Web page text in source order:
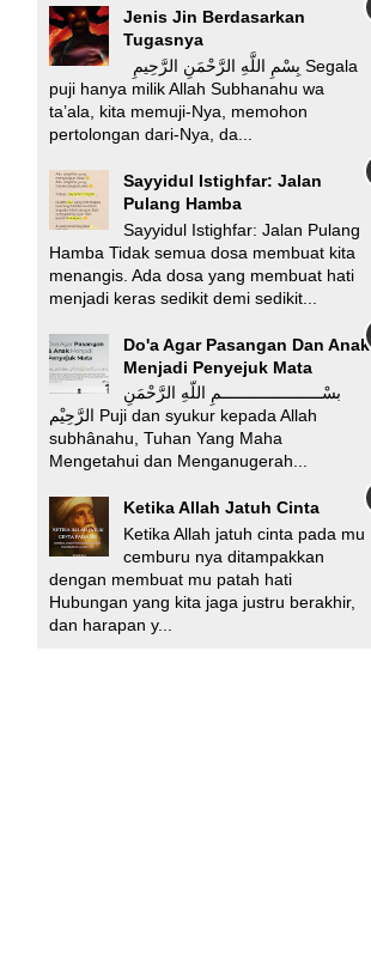
Jenis Jin Berdasarkan
Tugasnya
puji hanya milik Allah Subhanahu wa
ta’ala, kita memuji-Nya, memohon
pertolongan dari-Nya, da...
Sayyidul Istighfar: Jalan
Pulang Hamba
Sayyidul Istighfar: Jalan Pulang
Hamba Tidak semua dosa membuat kita
menangis. Ada dosa yang membuat hati
menjadi keras sedikit demi sedikit...
Do'a Agar Pasangan Dan Anak
Menjadi Penyejuk Mata
بسْـــــــــــــــــــــمِ اللّهِ الرَّحْمَنِ
الرَّحِيْم Puji dan syukur kepada Allah
subhânahu, Tuhan Yang Maha
Mengetahui dan Menganugerah...
Ketika Allah Jatuh Cinta
Ketika Allah jatuh cinta pada mu
cemburu nya ditampakkan
dengan membuat mu patah hati
Hubungan yang kita jaga justru berakhir,
dan harapan y...